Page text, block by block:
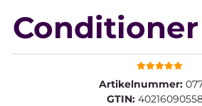
Artikelnummer:
GTIN: